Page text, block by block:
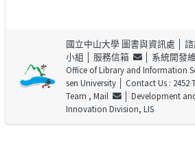
國立中山大學 圖書與資訊處 │
小組 │ 服務信箱
│ 系統開發
Office of Library and Information
sen University│ Contact Us : 2452
Team , Mail
│ Development
Innovation Division, LIS